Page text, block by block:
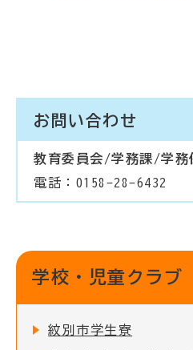
お問い合わせ
教育委員会/学務課/学務
電話：0158-28-6432
学校・児童クラブ
紋別市学生寮